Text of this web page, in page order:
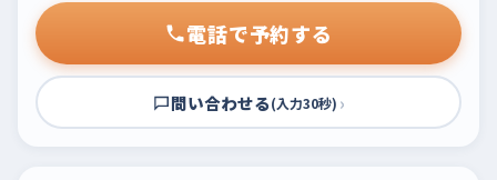
電話で予約する
問い合わせる(入力30秒) ›